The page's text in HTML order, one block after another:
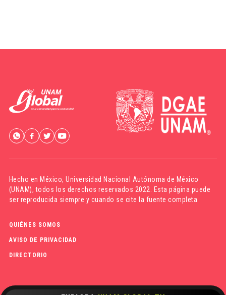
Hecho en México,Universidad Nacional Autónoma de México
(UNAM), todos los derechos reservados 2022. Esta página puede
ser reproducida siempre y cuando se cite la fuente completa.
QUIÉNES SOMOS
AVISO DE PRIVACIDAD
DIRECTORIO